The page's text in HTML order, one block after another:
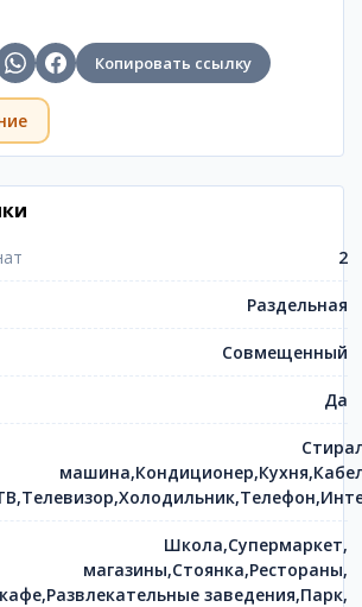
Копировать ссылку
2
Раздельная
Совмещенный
Да
Школа,Супермаркет,
магазины,Стоянка,Рестораны,
кафе,Развлекательные заведения,Парк,